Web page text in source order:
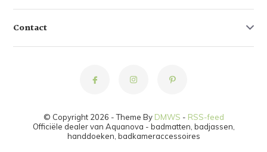
Contact
© Copyright 2026 - Theme By DMWS - RSS-feed
Officiële dealer van Aquanova - badmatten, badjassen,
handdoeken, badkameraccessoires